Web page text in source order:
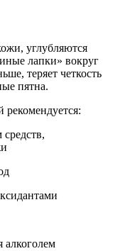
углубляются
лапки» вокруг
теряет четкость
пятна.
рекомендуется:
алкоголем